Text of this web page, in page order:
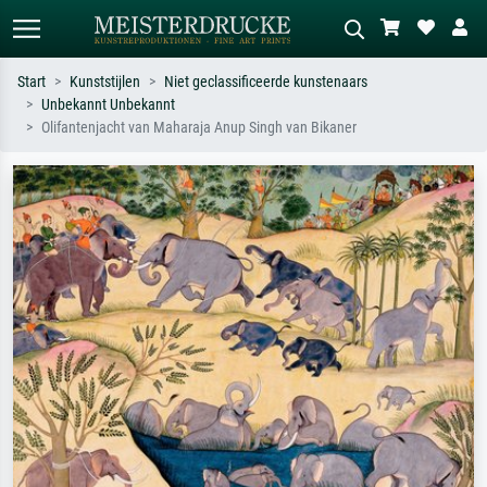
Standaard zoeken AI-beeldzoeker
Monet, Sterrennacht, impressionisme,
Hokusai-golf, naakt.
weide, abstract met veel rood, donker
olieverfschilderij, staand naakt naast
een boom.
Start Kunststijlen
Niet geclassificeerde kunstenaars
Unbekannt Unbekannt
Olifantenjacht van Maharaja Anup Singh van Bikaner